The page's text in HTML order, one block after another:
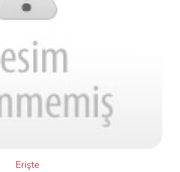
Erişte